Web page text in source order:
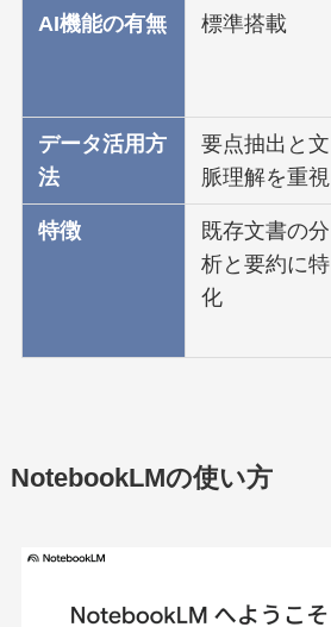
AI機能の有無 標準搭載
データ活用方
法
要点抽出と文
脈理解を重視
特徴
既存文書の分
析と要約に特
化
NotebookLMの使い方